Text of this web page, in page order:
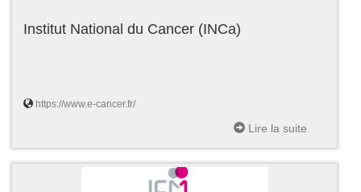
Institut National du Cancer (INCa)
https://www.e-cancer.fr/
Lire la suite